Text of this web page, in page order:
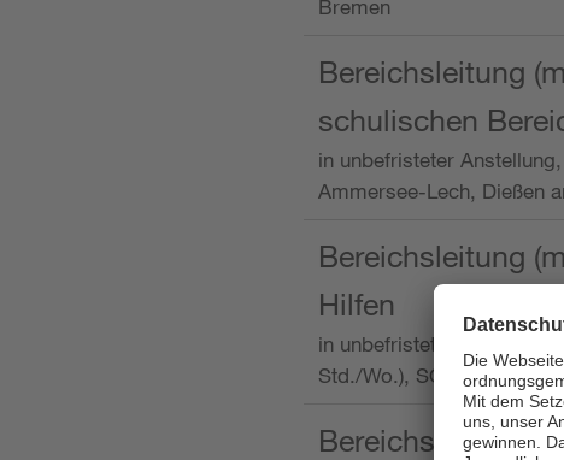
Bremen
Bereichsleitung
schulischen
in unbefristeter
Ammersee-Lech, Dießen
Bereichsleitung
Hilfen
in unbefristeter
Std./Wo.), SOS-
Bereichsleitung